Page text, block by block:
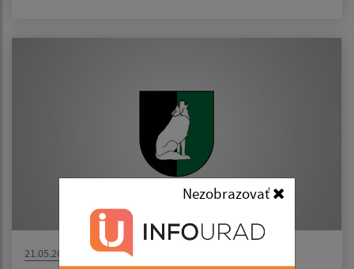
Nezobrazovať
21.05.2026